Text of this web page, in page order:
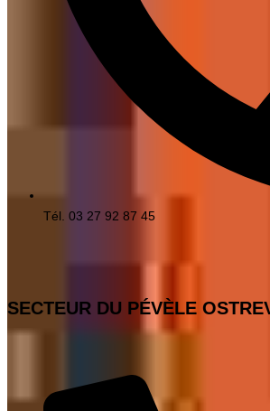
Tél. 03 27 92 87 45
SECTEUR DU PÉVÈLE